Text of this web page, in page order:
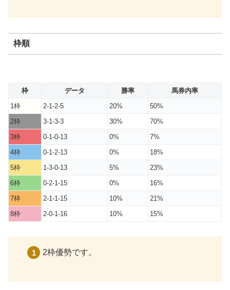
枠順
枠 データ 勝率
馬券内率
1枠
2-1-2-5 20%
50%
2枠
3-1-3-3 30%
70%
3枠
0-1-0-13 0%
7%
4枠
0-1-2-13 0%
18%
5枠
1-3-0-13 5%
23%
6枠
0-2-1-15 0%
16%
7枠
2-1-1-15 10%
21%
8枠
2-0-1-16 10% 15%
2枠優勢です。